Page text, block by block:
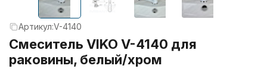
Артикул:V-4140
Смеситель VIKO V-4140 для
раковины, белый/хром